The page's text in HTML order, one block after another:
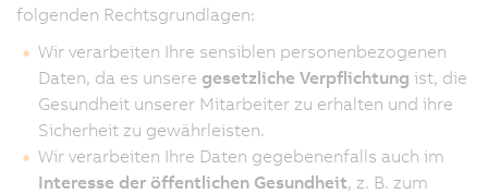
folgenden Rechtsgrundlagen:
Wir verarbeiten Ihre sensiblen personenbezogenen
Daten, da es unsere gesetzliche Verpflichtung ist, die
Gesundheit unserer Mitarbeiter zu erhalten und ihre
Sicherheit zu gewährleisten.
Wir verarbeiten Ihre Daten gegebenenfalls auch im
Interesse der öffentlichen Gesundheit, z. B. zum